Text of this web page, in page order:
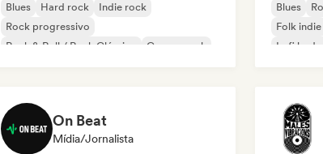
Blues Hard rock
Indie rock
Rock progressivo
Rock & Roll / Rock Clássico
Garage rock
Blues
Folk indie
Lofi
On Beat
Mídia/Jornalista